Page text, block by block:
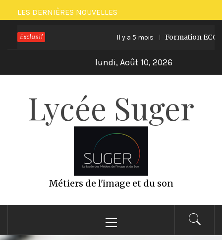
Passer
au
contenu
LES DERNIÈRES NOUVELLES
Exclusif Il y a 5 mois Formation ECO
lundi, Août 10, 2026
Lycée Suger
Métiers de l'image et du son
principal